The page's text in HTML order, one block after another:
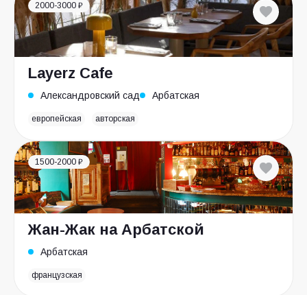
2000-3000 ₽
Layerz Cafe
Александровский сад Арбатская
европейская авторская
1500-2000 ₽
Жан-Жак на Арбатской
Арбатская
французская